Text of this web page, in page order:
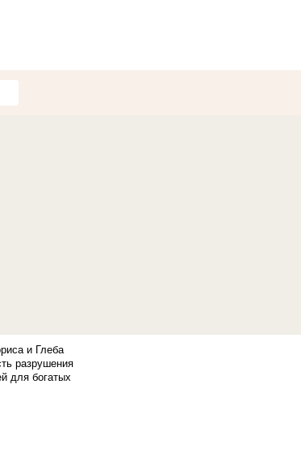
и Глеба
разрушения
для богатых